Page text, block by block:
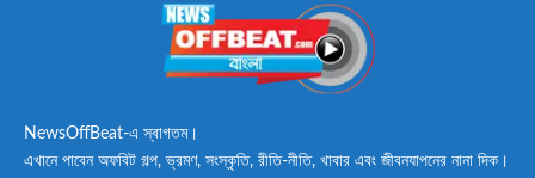
NewsOffBeat-এ স্বাগতম।
এখানে পাবেন অফবিট গল্প, ভ্রমণ, সংস্কৃতি, রীতি-নীতি, খাবার এবং জীবনযাপনের নানা দিক।